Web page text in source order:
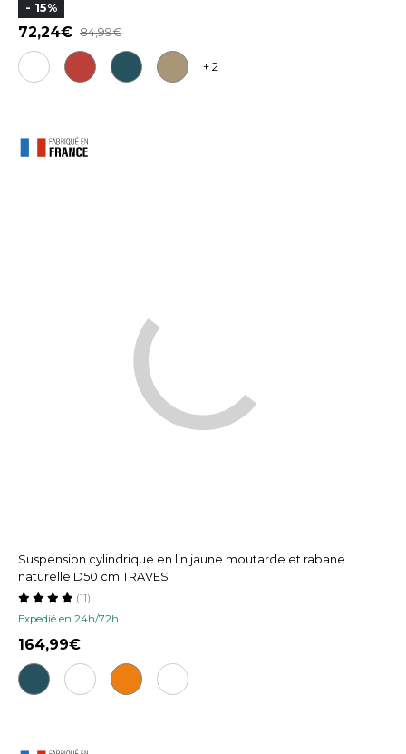
- 15%
72,24 84,99
+ 2
Suspension cylindrique en lin jaune moutarde et rabane
naturelle D50 cm TRAVES
Expedié en 24h/72h
(11)
164,99